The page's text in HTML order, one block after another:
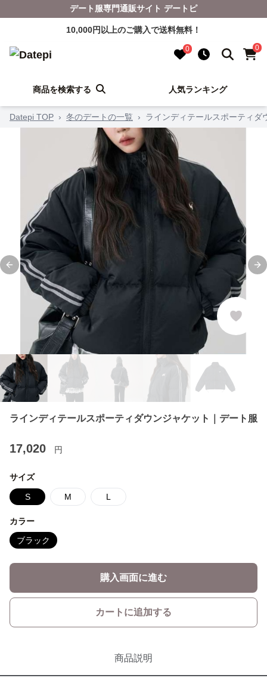
デート服専門通販サイト デートピ
10,000円以上のご購入で送料無料！
0 0
商品を検索する 人気ランキング
Datepi TOP › 冬のデートの一覧 › ラインディテールスポーティダ
Previous slide
ラインディテールスポーティダウンジャケット｜デート服
17,020 円
サイズ
S M L
カラー
ブラック
購入画面に進む
カートに追加する
商品説明